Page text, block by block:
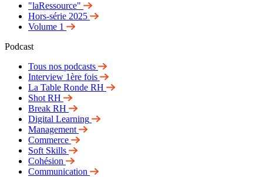
"laRessource"
Hors-série 2025
Volume 1
Podcast
Tous nos podcasts
Interview 1ère fois
La Table Ronde RH
Shot RH
Break RH
Digital Learning
Management
Commerce
Soft Skills
Cohésion
Communication